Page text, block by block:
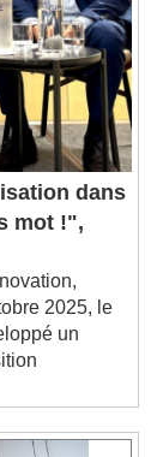
dans
mot !",
2025, le
un